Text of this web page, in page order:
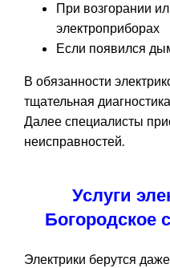
При возгорании
электроприборах
Если появился
В обязанности
тщательная
Далее специалисты
неисправностей.
Услуги
Богородское
Электрики берутся